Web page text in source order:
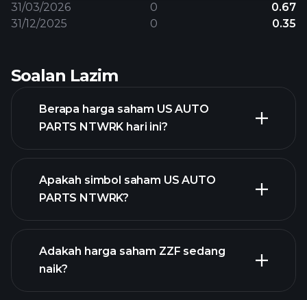
31/03/2026 0
0.67
31/12/2025
0 0.35
Soalan Lazim
Berapa harga saham US AUTO
PARTS NTWRK hari ini?
grafik lanjutan
Apakah simbol saham US AUTO
PARTS NTWRK?
Adakah harga saham ZZF sedang
naik?